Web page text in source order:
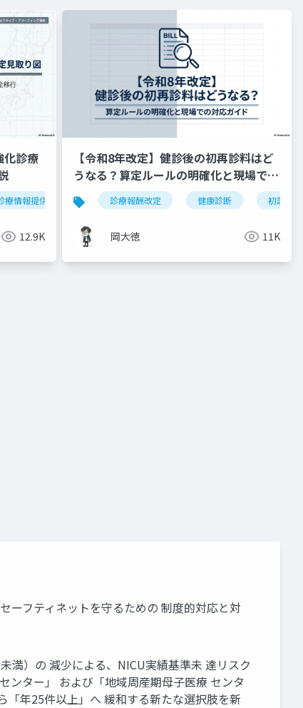
化診療
情報提供料 令和8年度 外来機能分化 かかりつけ
12.9K
【令和8年改定】健診後の初再診料はど
うなる？算定ルールの明確化と現場での
対応ガイド診療報酬改定 健康診断 初診料
岡大徳 11K
ーフティネットを守るための 制度的対応と対
満）の 減少による、NICU実績基準未 達リスク
ンター」 および「地域周産期母子医療 センタ
「年25件以上」へ 緩和する新たな選択肢を新